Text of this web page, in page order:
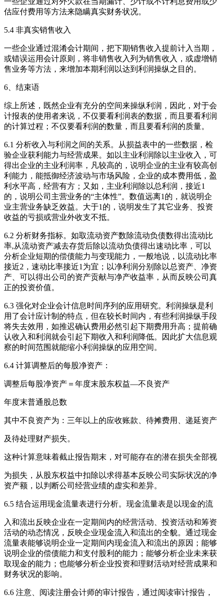
估应付费用等方法来隐瞒真实财务状况。
5.4 非真实销售收入
一些企业通过混淆会计期间，把下期销售收入提前计入当期，
或错误运用会计原则，将非销售收入列为销售收入，或虚增销
售业务等方法，来增加本期利润以达到利润操纵之目的。
6、结束语
综上所述，既然企业有充分的空间来操纵利润，因此，对于会
计报表的使用者来说，不仅要看利润表的数据，而且要看利润
的计算过程；不仅要看利润的数量，而且要看利润的质量。
6.1 分析收入与利润之间的关系。从损益表中的一些数据，检
验企业获利能力与经营成果。如以主业利润除以主业收入，可
得出企业的主业利润率，凡较高的，说明企业的主业有较高创
利能力，能抵御经济波动与市场风险，企业的成本费用低，盈
利水平高，经营有方；又如，主业利润除以总利润，接近1
的，说明公司主营业务的“主体性”。数值远离1的，就说明企
业主营业务缺乏效益。大于1的，说明发生了其它业务、投资
收益的亏损或营业外收支不抵。
6.2 分析财务指标。如取流动资产数除流动负债数得出流动比
率,从流动资产减去存货后除以流动负债得出速动比率，可以
分析企业短期的偿债能力与变现能力，一般地说，以流动比率
接近2，速动比率接近1为宜；以净利润分别除以总资产、净资
产、可以得出公司的资产贡献与净产收益率，从而反映公司真
正的投资价值。
6.3 强化对企业会计信息时间序列的应用研究。利润操纵是利
用了会计应计制的特点，但在较长时间内，有些利润操纵手段
将失去效用，如推迟确认费用必然引起下期费用升高；提前确
认收入和利润就会引起下期收入和利润降低。因此扩大信息观
察的时间范围就能缩小利润操纵的应用空间。
6.4 计算调整后的每股净资产：
调整后每股净资产＝年度末股东权益—不良资产
年度末普通股总数
其中不良资产为：三年以上的应收账款、待摊费用、递延资产
及待处理财产损失。
这种计算意味着截止报告期末，对可能存在的潜在损失全部视
为损失，从股东权益中扣除以求得基本反映公司实际状况的净
资产额，以判断公司经营业绩的虚实和差异。
6.5 结合运用现金流量表进行分析。现金流量表是以现金的流
入和流出反映企业在一定期间内的经营活动、投资活动和筹资
活动的动态情况，反映企业现金流入和流出的全貌。通过现金
流量表能够说明企业一定期间内现金流入和流出的原因；能够
说明企业的偿债能力和支付股利的能力；能够分析企业未来获
取现金的能力；也能够分析企业投资和理财活动对经营成果和
财务状况的影响。
6.6 注意、阅读注册会计师的审计报告，通过阅读审计报告，